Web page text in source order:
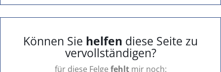
Können Sie helfen diese Seite zu
vervollständigen?
für diese Felge fehltmir noch: